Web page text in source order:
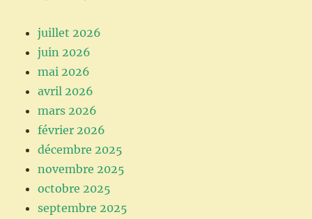
juillet 2026
juin 2026
mai 2026
avril 2026
mars 2026
février 2026
décembre 2025
novembre 2025
octobre 2025
septembre 2025